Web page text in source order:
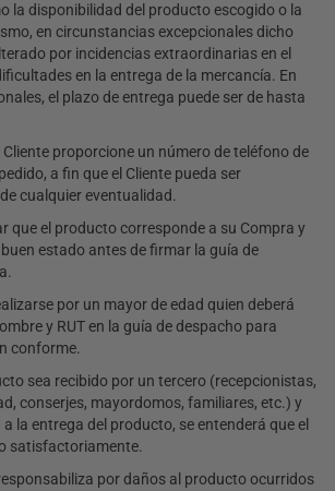
la disponibilidad del producto escogido o la
en circunstancias excepcionales dicho
por incidencias extraordinarias en el
en la entrega de la mercancía. En
el plazo de entrega puede ser de hasta
proporcione un número de teléfono de
a fin que el Cliente pueda ser
cualquier eventualidad.
que el producto corresponde a su Compra y
estado antes de firmar la guía de
por un mayor de edad quien deberá
y RUT en la guía de despacho para
conforme.
sea recibido por un tercero (recepcionistas,
conserjes, mayordomos, familiares, etc.) y
la entrega del producto, se entenderá que el
satisfactoriamente.
por daños al producto ocurridos